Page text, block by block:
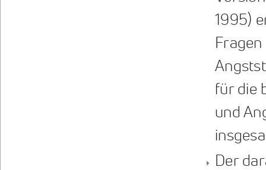
1995)
für die
und
Der